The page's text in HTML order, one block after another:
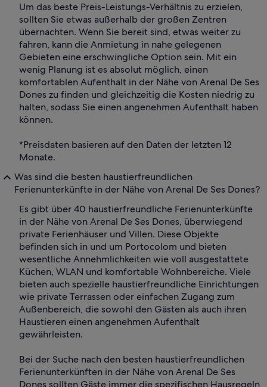
Um das beste Preis-Leistungs-Verhältnis zu erzielen,
sollten Sie etwas außerhalb der großen Zentren
übernachten. Wenn Sie bereit sind, etwas weiter zu
fahren, kann die Anmietung in nahe gelegenen
Gebieten eine erschwingliche Option sein. Mit ein
wenig Planung ist es absolut möglich, einen
komfortablen Aufenthalt in der Nähe von Arenal De Ses
Dones zu finden und gleichzeitig die Kosten niedrig zu
halten, sodass Sie einen angenehmen Aufenthalt haben
können.
*Preisdaten basieren auf den Daten der letzten 12
Monate.
Was sind die besten haustierfreundlichen
Ferienunterkünfte in der Nähe von Arenal De Ses Dones?
Es gibt über 40 haustierfreundliche Ferienunterkünfte
in der Nähe von Arenal De Ses Dones, überwiegend
private Ferienhäuser und Villen. Diese Objekte
befinden sich in und um Portocolom und bieten
wesentliche Annehmlichkeiten wie voll ausgestattete
Küchen, WLAN und komfortable Wohnbereiche. Viele
bieten auch spezielle haustierfreundliche Einrichtungen
wie private Terrassen oder einfachen Zugang zum
Außenbereich, die sowohl den Gästen als auch ihren
Haustieren einen angenehmen Aufenthalt
gewährleisten.
Bei der Suche nach den besten haustierfreundlichen
Ferienunterkünften in der Nähe von Arenal De Ses